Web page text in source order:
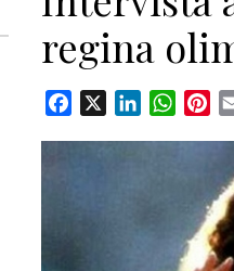
regina
Facebook LinkedIn